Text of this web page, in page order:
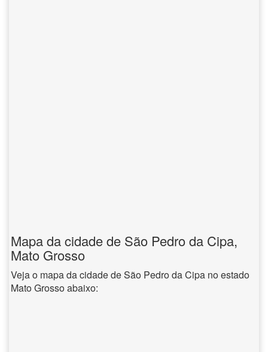
Mapa da cidade de São Pedro da Cipa,
Mato Grosso
Veja o mapa da cidade de São Pedro da Cipa no estado
Mato Grosso abaixo: